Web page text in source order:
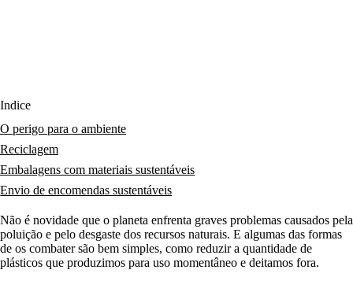
Índice
O perigo para o ambiente
Reciclagem
Embalagens com materiais sustentáveis
Envio de encomendas sustentáveis
Não é novidade que o planeta enfrenta graves problemas causados pela
poluição e pelo desgaste dos recursos naturais. E algumas das formas
de os combater são bem simples, como reduzir a quantidade de
plásticos que produzimos para uso momentâneo e deitamos fora.